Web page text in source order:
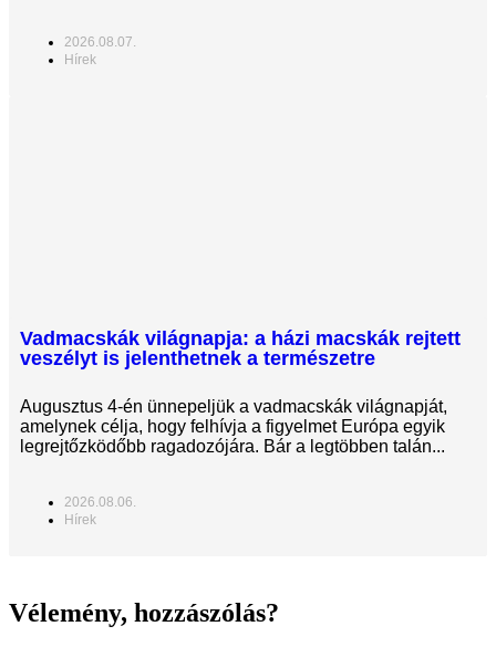
2026.08.07.
Hírek
Vadmacskák világnapja: a házi macskák rejtett
veszélyt is jelenthetnek a természetre
Augusztus 4-én ünnepeljük a vadmacskák világnapját,
amelynek célja, hogy felhívja a figyelmet Európa egyik
legrejtőzködőbb ragadozójára. Bár a legtöbben talán...
2026.08.06.
Hírek
Vélemény, hozzászólás?